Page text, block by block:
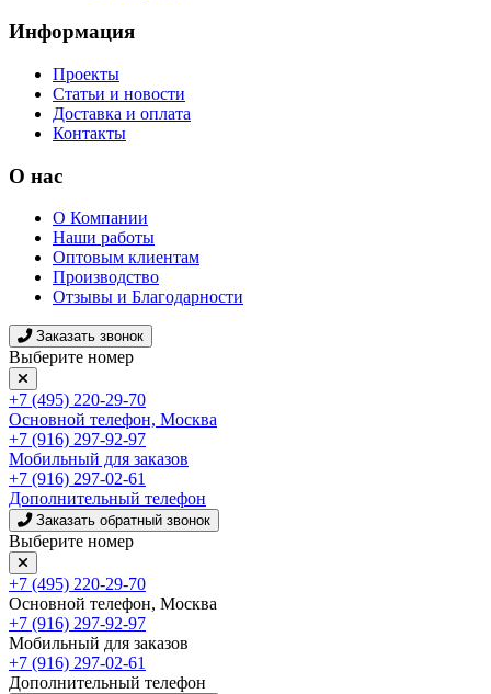
Информация
Проекты
Статьи и новости
Доставка и оплата
Контакты
О нас
О Компании
Наши работы
Оптовым клиентам
Производство
Отзывы и Благодарности
Заказать звонок
Выберите номер
+7 (495) 220-29-70
Основной телефон, Москва
+7 (916) 297-92-97
Мобильный для заказов
+7 (916) 297-02-61
Дополнительный телефон
Заказать обратный звонок
Выберите номер
+7 (495) 220-29-70
Основной телефон, Москва
+7 (916) 297-92-97
Мобильный для заказов
+7 (916) 297-02-61
Дополнительный телефон